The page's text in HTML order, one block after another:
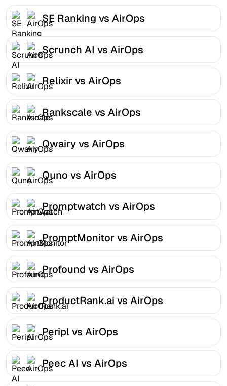
SE Ranking vs AirOps
Scrunch AI vs AirOps
Relixir vs AirOps
Rankscale vs AirOps
Qwairy vs AirOps
Quno vs AirOps
Promptwatch vs AirOps
PromptMonitor vs AirOps
Profound vs AirOps
ProductRank.ai vs AirOps
Peripl vs AirOps
Peec AI vs AirOps